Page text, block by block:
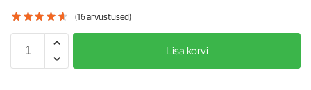
(16arvustused)
Lisa korvi